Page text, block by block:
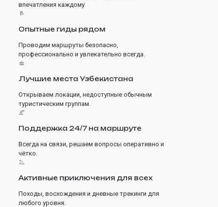
впечатления каждому
Опытные гиды рядом
Проводим маршруты безопасно,
профессионально и увлекательно всегда.
Лучшие места Узбекистана
Открываем локации, недоступные обычным
туристическим группам.
Поддержка 24/7 на маршруте
Всегда на связи, решаем вопросы оперативно и
чётко.
Активные приключения для всех
Походы, восхождения и дневные трекинги для
любого уровня.